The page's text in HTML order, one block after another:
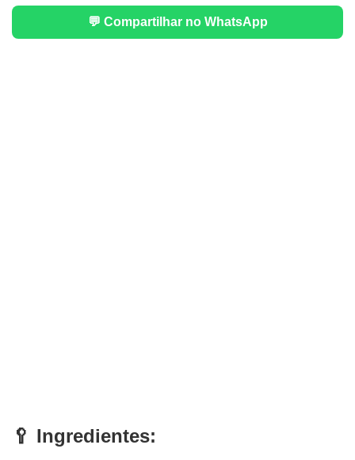
💬 Compartilhar no WhatsApp
🥄 Ingredientes: